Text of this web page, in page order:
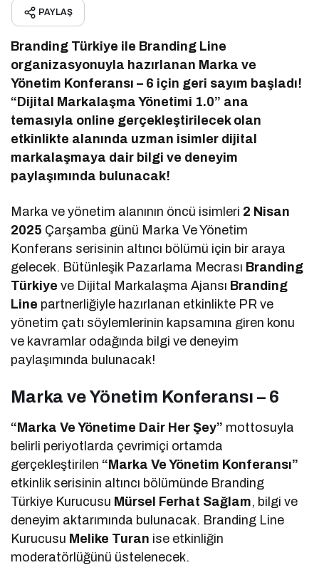
PAYLAŞ
Branding Türkiye ile Branding Line
organizasyonuyla hazırlanan Marka ve
Yönetim Konferansı – 6 için geri sayım başladı!
“Dijital Markalaşma Yönetimi 1.0” ana
temasıyla online gerçekleştirilecek olan
etkinlikte alanında uzman isimler dijital
markalaşmaya dair bilgi ve deneyim
paylaşımında bulunacak!
Marka ve yönetim alanının öncü isimleri 2 Nisan
2025 Çarşamba günü Marka Ve Yönetim
Konferans serisinin altıncı bölümü için bir araya
gelecek. Bütünleşik Pazarlama Mecrası Branding
Türkiye ve Dijital Markalaşma Ajansı Branding
Line partnerliğiyle hazırlanan etkinlikte PR ve
yönetim çatı söylemlerinin kapsamına giren konu
ve kavramlar odağında bilgi ve deneyim
paylaşımında bulunacak!
Marka ve Yönetim Konferansı – 6
“Marka Ve Yönetime Dair Her Şey” mottosuyla
belirli periyotlarda çevrimiçi ortamda
gerçekleştirilen “Marka Ve Yönetim Konferansı”
etkinlik serisinin altıncı bölümünde Branding
Türkiye Kurucusu Mürsel Ferhat Sağlam, bilgi ve
deneyim aktarımında bulunacak. Branding Line
Kurucusu Melike Turan ise etkinliğin
moderatörlüğünü üstelenecek.